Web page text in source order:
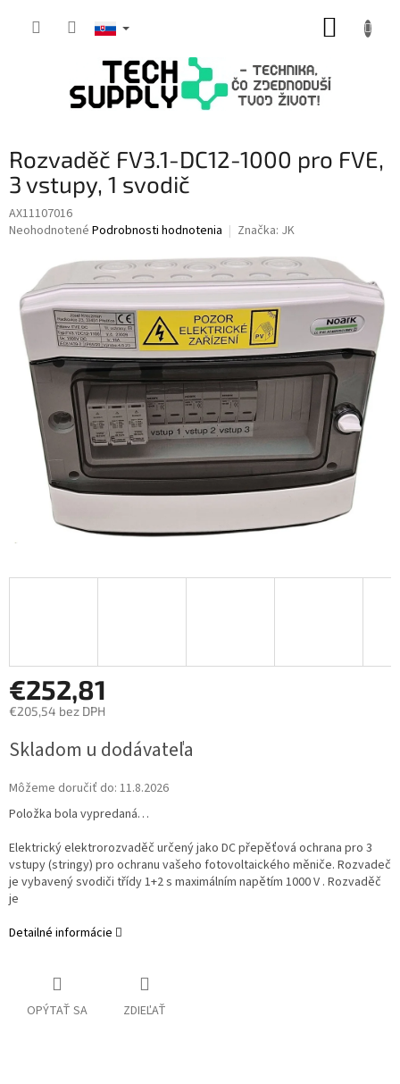
Rozvaděč FV3.1-DC12-1000 pro FVE,
3 vstupy, 1 svodič
AX11107016
Priemerné
produktu
0,0
hviezdičiek.
Neohodnotené Podrobnosti hodnotenia Značka: JK
€252,81
€205,54 bez DPH
cena:
Skladom u dodávateľa
Môžeme doručiť do: 11.8.2026
Položka bola vypredaná…
Elektrický elektrorozvaděč určený jako DC přepěťová ochrana pro 3
vstupy (stringy) pro ochranu vašeho fotovoltaického měniče. Rozvadeč
je vybavený svodiči třídy 1+2 s maximálním napětím 1000 V . Rozvaděč
je
Detailné informácie
OPÝTAŤ SA ZDIEĽAŤ